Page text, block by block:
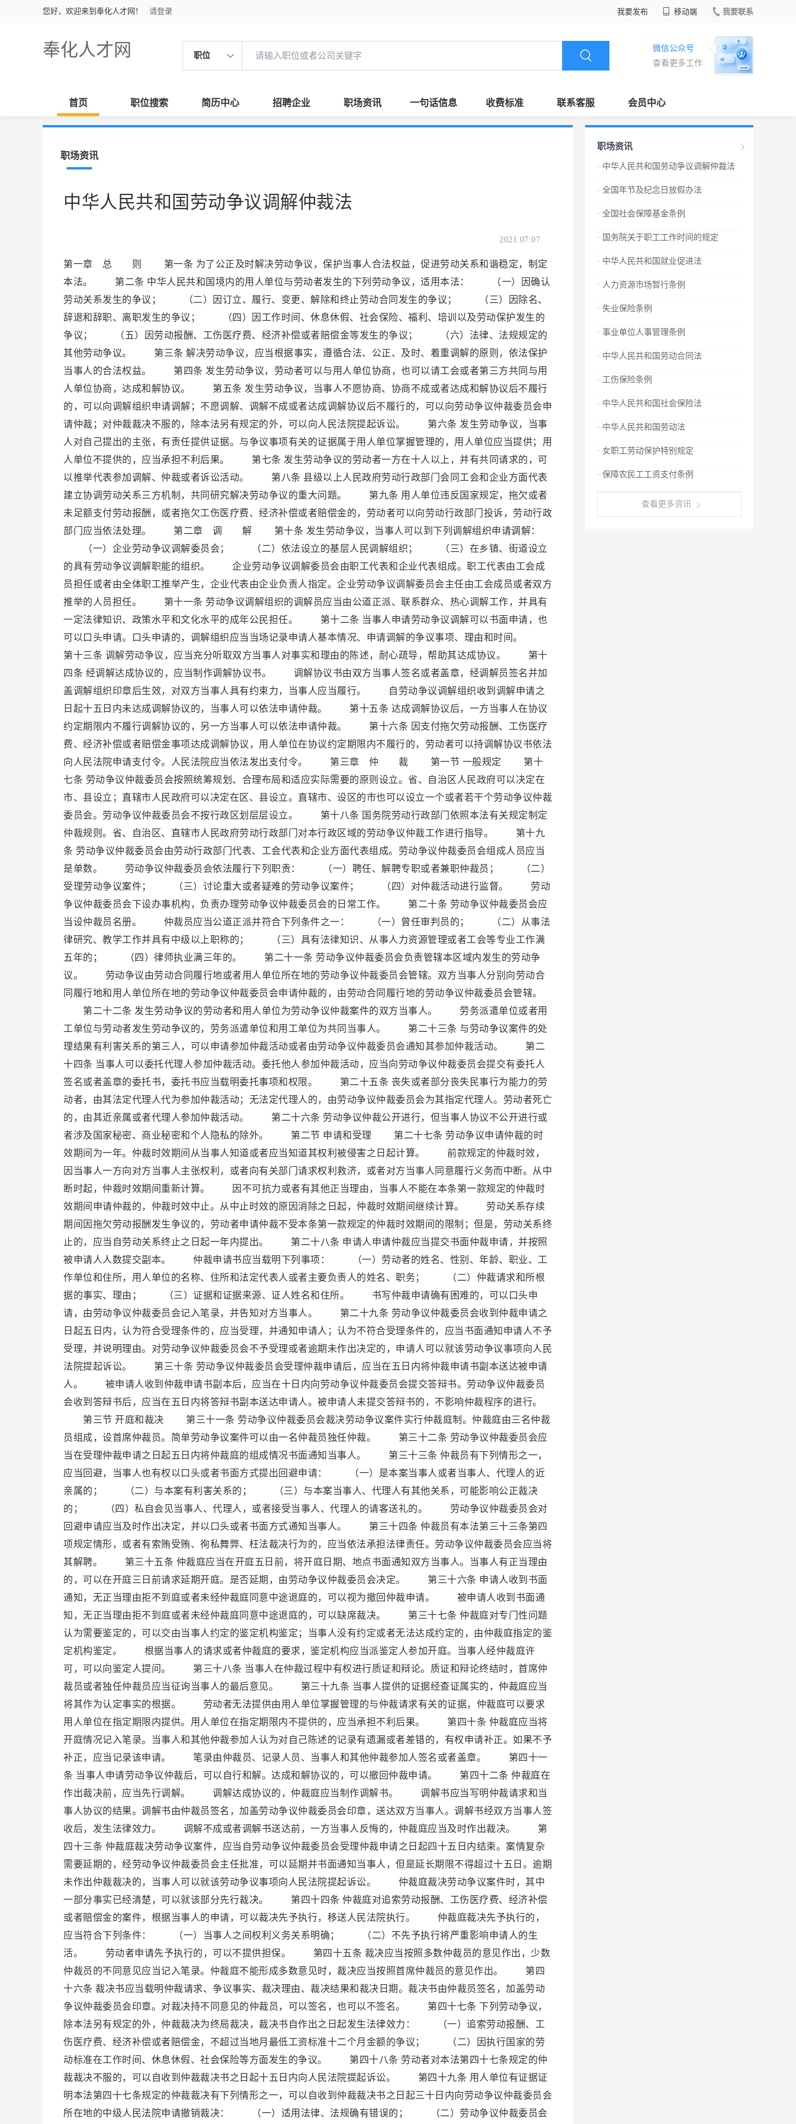
您好，欢迎来到奉化人才网！ 请登录 我要发布 移动端 我要联系
奉化人才网 职位
微信公众号
查看更多工作
首页 职位搜索 简历中心 招聘企业 职场资讯 一句话信息 收费标准 联系客服 会员中心
职场资讯
中华人民共和国劳动争议调解仲裁法
2021.07.07
第一章 总 则 第一条 为了公正及时解决劳动争议，保护当事人合法权益，促进劳动关系和谐稳定，制定
本法。 第二条 中华人民共和国境内的用人单位与劳动者发生的下列劳动争议，适用本法： （一）因确认
劳动关系发生的争议； （二）因订立、履行、变更、解除和终止劳动合同发生的争议； （三）因除名、
辞退和辞职、离职发生的争议； （四）因工作时间、休息休假、社会保险、福利、培训以及劳动保护发生的
争议； （五）因劳动报酬、工伤医疗费、经济补偿或者赔偿金等发生的争议； （六）法律、法规规定的
其他劳动争议。 第三条 解决劳动争议，应当根据事实，遵循合法、公正、及时、着重调解的原则，依法保护
当事人的合法权益。 第四条 发生劳动争议，劳动者可以与用人单位协商，也可以请工会或者第三方共同与用
人单位协商，达成和解协议。 第五条 发生劳动争议，当事人不愿协商、协商不成或者达成和解协议后不履行
的，可以向调解组织申请调解；不愿调解、调解不成或者达成调解协议后不履行的，可以向劳动争议仲裁委员会申
请仲裁；对仲裁裁决不服的，除本法另有规定的外，可以向人民法院提起诉讼。 第六条 发生劳动争议，当事
人对自己提出的主张，有责任提供证据。与争议事项有关的证据属于用人单位掌握管理的，用人单位应当提供；用
人单位不提供的，应当承担不利后果。 第七条 发生劳动争议的劳动者一方在十人以上，并有共同请求的，可
以推举代表参加调解、仲裁或者诉讼活动。 第八条 县级以上人民政府劳动行政部门会同工会和企业方面代表
建立协调劳动关系三方机制，共同研究解决劳动争议的重大问题。 第九条 用人单位违反国家规定，拖欠或者
未足额支付劳动报酬，或者拖欠工伤医疗费、经济补偿或者赔偿金的，劳动者可以向劳动行政部门投诉，劳动行政
部门应当依法处理。 第二章 调 解 第十条 发生劳动争议，当事人可以到下列调解组织申请调解：
（一）企业劳动争议调解委员会； （二）依法设立的基层人民调解组织； （三）在乡镇、街道设立
的具有劳动争议调解职能的组织。 企业劳动争议调解委员会由职工代表和企业代表组成。职工代表由工会成
员担任或者由全体职工推举产生，企业代表由企业负责人指定。企业劳动争议调解委员会主任由工会成员或者双方
推举的人员担任。 第十一条 劳动争议调解组织的调解员应当由公道正派、联系群众、热心调解工作，并具有
一定法律知识、政策水平和文化水平的成年公民担任。 第十二条 当事人申请劳动争议调解可以书面申请，也
可以口头申请。口头申请的，调解组织应当当场记录申请人基本情况、申请调解的争议事项、理由和时间。
第十三条 调解劳动争议，应当充分听取双方当事人对事实和理由的陈述，耐心疏导，帮助其达成协议。 第十
四条 经调解达成协议的，应当制作调解协议书。 调解协议书由双方当事人签名或者盖章，经调解员签名并加
盖调解组织印章后生效，对双方当事人具有约束力，当事人应当履行。 自劳动争议调解组织收到调解申请之
日起十五日内未达成调解协议的，当事人可以依法申请仲裁。 第十五条 达成调解协议后，一方当事人在协议
约定期限内不履行调解协议的，另一方当事人可以依法申请仲裁。 第十六条 因支付拖欠劳动报酬、工伤医疗
费、经济补偿或者赔偿金事项达成调解协议，用人单位在协议约定期限内不履行的，劳动者可以持调解协议书依法
向人民法院申请支付令。人民法院应当依法发出支付令。 第三章 仲 裁 第一节 一般规定 第十
七条 劳动争议仲裁委员会按照统筹规划、合理布局和适应实际需要的原则设立。省、自治区人民政府可以决定在
市、县设立；直辖市人民政府可以决定在区、县设立。直辖市、设区的市也可以设立一个或者若干个劳动争议仲裁
委员会。劳动争议仲裁委员会不按行政区划层层设立。 第十八条 国务院劳动行政部门依照本法有关规定制定
仲裁规则。省、自治区、直辖市人民政府劳动行政部门对本行政区域的劳动争议仲裁工作进行指导。 第十九
条 劳动争议仲裁委员会由劳动行政部门代表、工会代表和企业方面代表组成。劳动争议仲裁委员会组成人员应当
是单数。 劳动争议仲裁委员会依法履行下列职责： （一）聘任、解聘专职或者兼职仲裁员； （二）
受理劳动争议案件； （三）讨论重大或者疑难的劳动争议案件； （四）对仲裁活动进行监督。 劳动
争议仲裁委员会下设办事机构，负责办理劳动争议仲裁委员会的日常工作。 第二十条 劳动争议仲裁委员会应
当设仲裁员名册。 仲裁员应当公道正派并符合下列条件之一： （一）曾任审判员的； （二）从事法
律研究、教学工作并具有中级以上职称的； （三）具有法律知识、从事人力资源管理或者工会等专业工作满
五年的； （四）律师执业满三年的。 第二十一条 劳动争议仲裁委员会负责管辖本区域内发生的劳动争
议。 劳动争议由劳动合同履行地或者用人单位所在地的劳动争议仲裁委员会管辖。双方当事人分别向劳动合
同履行地和用人单位所在地的劳动争议仲裁委员会申请仲裁的，由劳动合同履行地的劳动争议仲裁委员会管辖。
第二十二条 发生劳动争议的劳动者和用人单位为劳动争议仲裁案件的双方当事人。 劳务派遣单位或者用
工单位与劳动者发生劳动争议的，劳务派遣单位和用工单位为共同当事人。 第二十三条 与劳动争议案件的处
理结果有利害关系的第三人，可以申请参加仲裁活动或者由劳动争议仲裁委员会通知其参加仲裁活动。 第二
十四条 当事人可以委托代理人参加仲裁活动。委托他人参加仲裁活动，应当向劳动争议仲裁委员会提交有委托人
签名或者盖章的委托书，委托书应当载明委托事项和权限。 第二十五条 丧失或者部分丧失民事行为能力的劳
动者，由其法定代理人代为参加仲裁活动；无法定代理人的，由劳动争议仲裁委员会为其指定代理人。劳动者死亡
的，由其近亲属或者代理人参加仲裁活动。 第二十六条 劳动争议仲裁公开进行，但当事人协议不公开进行或
者涉及国家秘密、商业秘密和个人隐私的除外。 第二节 申请和受理 第二十七条 劳动争议申请仲裁的时
效期间为一年。仲裁时效期间从当事人知道或者应当知道其权利被侵害之日起计算。 前款规定的仲裁时效，
因当事人一方向对方当事人主张权利，或者向有关部门请求权利救济，或者对方当事人同意履行义务而中断。从中
断时起，仲裁时效期间重新计算。 因不可抗力或者有其他正当理由，当事人不能在本条第一款规定的仲裁时
效期间申请仲裁的，仲裁时效中止。从中止时效的原因消除之日起，仲裁时效期间继续计算。 劳动关系存续
期间因拖欠劳动报酬发生争议的，劳动者申请仲裁不受本条第一款规定的仲裁时效期间的限制；但是，劳动关系终
止的，应当自劳动关系终止之日起一年内提出。 第二十八条 申请人申请仲裁应当提交书面仲裁申请，并按照
被申请人人数提交副本。 仲裁申请书应当载明下列事项： （一）劳动者的姓名、性别、年龄、职业、工
作单位和住所，用人单位的名称、住所和法定代表人或者主要负责人的姓名、职务； （二）仲裁请求和所根
据的事实、理由； （三）证据和证据来源、证人姓名和住所。 书写仲裁申请确有困难的，可以口头申
请，由劳动争议仲裁委员会记入笔录，并告知对方当事人。 第二十九条 劳动争议仲裁委员会收到仲裁申请之
日起五日内，认为符合受理条件的，应当受理，并通知申请人；认为不符合受理条件的，应当书面通知申请人不予
受理，并说明理由。对劳动争议仲裁委员会不予受理或者逾期未作出决定的，申请人可以就该劳动争议事项向人民
法院提起诉讼。 第三十条 劳动争议仲裁委员会受理仲裁申请后，应当在五日内将仲裁申请书副本送达被申请
人。 被申请人收到仲裁申请书副本后，应当在十日内向劳动争议仲裁委员会提交答辩书。劳动争议仲裁委员
会收到答辩书后，应当在五日内将答辩书副本送达申请人。被申请人未提交答辩书的，不影响仲裁程序的进行。
第三节 开庭和裁决 第三十一条 劳动争议仲裁委员会裁决劳动争议案件实行仲裁庭制。仲裁庭由三名仲裁
员组成，设首席仲裁员。简单劳动争议案件可以由一名仲裁员独任仲裁。 第三十二条 劳动争议仲裁委员会应
当在受理仲裁申请之日起五日内将仲裁庭的组成情况书面通知当事人。 第三十三条 仲裁员有下列情形之一，
应当回避，当事人也有权以口头或者书面方式提出回避申请： （一）是本案当事人或者当事人、代理人的近
亲属的； （二）与本案有利害关系的； （三）与本案当事人、代理人有其他关系，可能影响公正裁决
的； （四）私自会见当事人、代理人，或者接受当事人、代理人的请客送礼的。 劳动争议仲裁委员会对
回避申请应当及时作出决定，并以口头或者书面方式通知当事人。 第三十四条 仲裁员有本法第三十三条第四
项规定情形，或者有索贿受贿、徇私舞弊、枉法裁决行为的，应当依法承担法律责任。劳动争议仲裁委员会应当将
其解聘。 第三十五条 仲裁庭应当在开庭五日前，将开庭日期、地点书面通知双方当事人。当事人有正当理由
的，可以在开庭三日前请求延期开庭。是否延期，由劳动争议仲裁委员会决定。 第三十六条 申请人收到书面
通知，无正当理由拒不到庭或者未经仲裁庭同意中途退庭的，可以视为撤回仲裁申请。 被申请人收到书面通
知，无正当理由拒不到庭或者未经仲裁庭同意中途退庭的，可以缺席裁决。 第三十七条 仲裁庭对专门性问题
认为需要鉴定的，可以交由当事人约定的鉴定机构鉴定；当事人没有约定或者无法达成约定的，由仲裁庭指定的鉴
定机构鉴定。 根据当事人的请求或者仲裁庭的要求，鉴定机构应当派鉴定人参加开庭。当事人经仲裁庭许
可，可以向鉴定人提问。 第三十八条 当事人在仲裁过程中有权进行质证和辩论。质证和辩论终结时，首席仲
裁员或者独任仲裁员应当征询当事人的最后意见。 第三十九条 当事人提供的证据经查证属实的，仲裁庭应当
将其作为认定事实的根据。 劳动者无法提供由用人单位掌握管理的与仲裁请求有关的证据，仲裁庭可以要求
用人单位在指定期限内提供。用人单位在指定期限内不提供的，应当承担不利后果。 第四十条 仲裁庭应当将
开庭情况记入笔录。当事人和其他仲裁参加人认为对自己陈述的记录有遗漏或者差错的，有权申请补正。如果不予
补正，应当记录该申请。 笔录由仲裁员、记录人员、当事人和其他仲裁参加人签名或者盖章。 第四十一
条 当事人申请劳动争议仲裁后，可以自行和解。达成和解协议的，可以撤回仲裁申请。 第四十二条 仲裁庭在
作出裁决前，应当先行调解。 调解达成协议的，仲裁庭应当制作调解书。 调解书应当写明仲裁请求和当
事人协议的结果。调解书由仲裁员签名，加盖劳动争议仲裁委员会印章，送达双方当事人。调解书经双方当事人签
收后，发生法律效力。 调解不成或者调解书送达前，一方当事人反悔的，仲裁庭应当及时作出裁决。 第
四十三条 仲裁庭裁决劳动争议案件，应当自劳动争议仲裁委员会受理仲裁申请之日起四十五日内结束。案情复杂
需要延期的，经劳动争议仲裁委员会主任批准，可以延期并书面通知当事人，但是延长期限不得超过十五日。逾期
未作出仲裁裁决的，当事人可以就该劳动争议事项向人民法院提起诉讼。 仲裁庭裁决劳动争议案件时，其中
一部分事实已经清楚，可以就该部分先行裁决。 第四十四条 仲裁庭对追索劳动报酬、工伤医疗费、经济补偿
或者赔偿金的案件，根据当事人的申请，可以裁决先予执行，移送人民法院执行。 仲裁庭裁决先予执行的，
应当符合下列条件： （一）当事人之间权利义务关系明确； （二）不先予执行将严重影响申请人的生
活。 劳动者申请先予执行的，可以不提供担保。 第四十五条 裁决应当按照多数仲裁员的意见作出，少数
仲裁员的不同意见应当记入笔录。仲裁庭不能形成多数意见时，裁决应当按照首席仲裁员的意见作出。 第四
十六条 裁决书应当载明仲裁请求、争议事实、裁决理由、裁决结果和裁决日期。裁决书由仲裁员签名，加盖劳动
争议仲裁委员会印章。对裁决持不同意见的仲裁员，可以签名，也可以不签名。 第四十七条 下列劳动争议，
除本法另有规定的外，仲裁裁决为终局裁决，裁决书自作出之日起发生法律效力： （一）追索劳动报酬、工
伤医疗费、经济补偿或者赔偿金，不超过当地月最低工资标准十二个月金额的争议； （二）因执行国家的劳
动标准在工作时间、休息休假、社会保险等方面发生的争议。 第四十八条 劳动者对本法第四十七条规定的仲
裁裁决不服的，可以自收到仲裁裁决书之日起十五日内向人民法院提起诉讼。 第四十九条 用人单位有证据证
明本法第四十七条规定的仲裁裁决有下列情形之一，可以自收到仲裁裁决书之日起三十日内向劳动争议仲裁委员会
所在地的中级人民法院申请撤销裁决： （一）适用法律、法规确有错误的； （二）劳动争议仲裁委员会
职场资讯
· 中华人民共和国劳动争议调解仲裁法
· 全国年节及纪念日放假办法
· 全国社会保障基金条例
· 国务院关于职工工作时间的规定
· 中华人民共和国就业促进法
· 人力资源市场暂行条例
· 失业保险条例
· 事业单位人事管理条例
· 中华人民共和国劳动合同法
· 工伤保险条例
· 中华人民共和国社会保险法
· 中华人民共和国劳动法
· 女职工劳动保护特别规定
· 保障农民工工资支付条例
查看更多资讯